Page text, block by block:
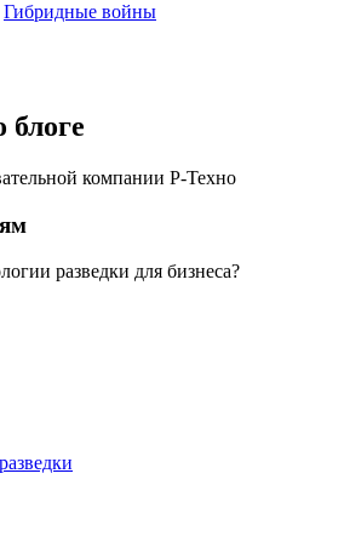
Гибридные войны
компании Р-Техно
разведки для бизнеса?